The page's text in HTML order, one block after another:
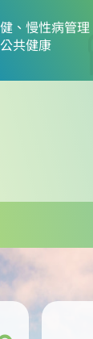
、慢性病管理
共健康